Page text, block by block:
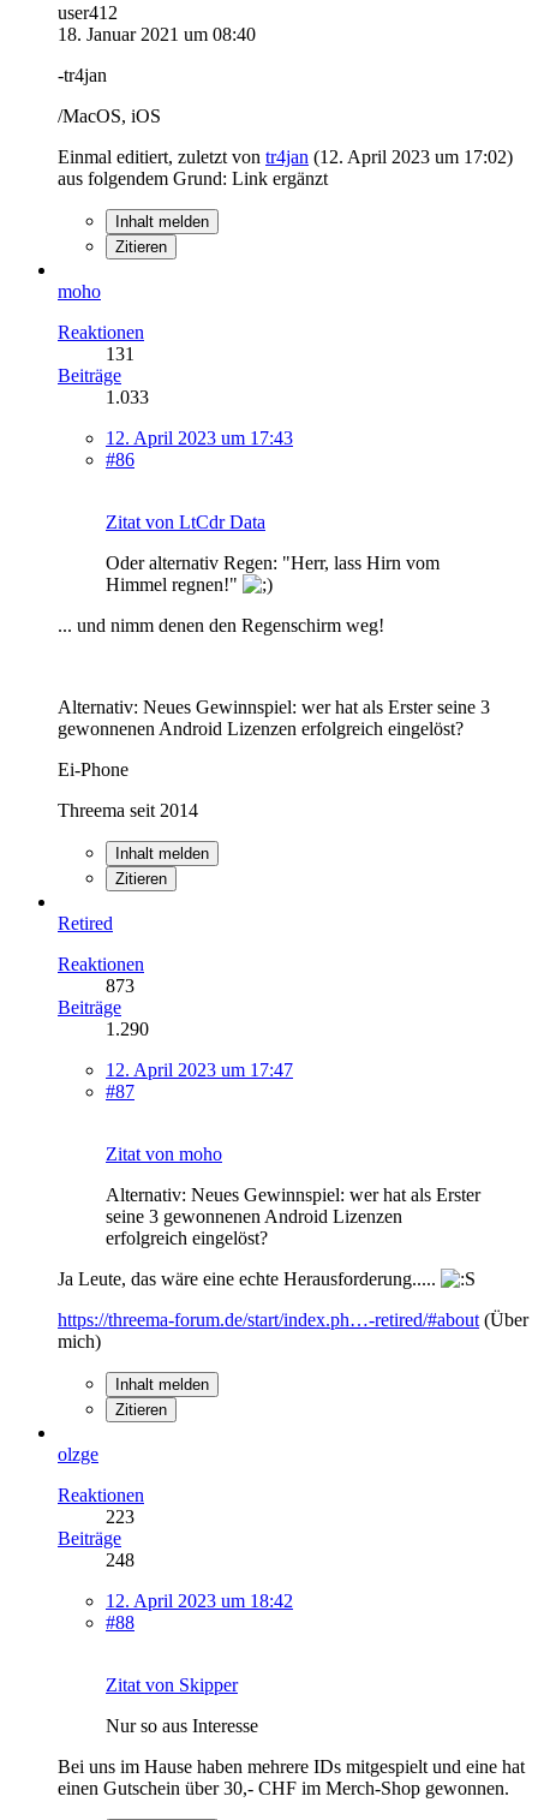
user412
18. Januar 2021 um 08:40
-tr4jan
/MacOS, iOS
Einmal editiert, zuletzt von tr4jan (12. April 2023 um 17:02)
aus folgendem Grund: Link ergänzt
Inhalt melden
Zitieren
moho
Reaktionen
131
Beiträge
1.033
12. April 2023 um 17:43
#86
Zitat von LtCdr Data
Oder alternativ Regen: "Herr, lass Hirn vom
Himmel regnen!"
... und nimm denen den Regenschirm weg!
Alternativ: Neues Gewinnspiel: wer hat als Erster seine 3
gewonnenen Android Lizenzen erfolgreich eingelöst?
Ei-Phone
Threema seit 2014
Inhalt melden
Zitieren
Retired
Reaktionen
873
Beiträge
1.290
12. April 2023 um 17:47
#87
Zitat von moho
Alternativ: Neues Gewinnspiel: wer hat als Erster
seine 3 gewonnenen Android Lizenzen
erfolgreich eingelöst?
Ja Leute, das wäre eine echte Herausforderung.....
https://threema-forum.de/start/index.ph…-retired/#about (Über
mich)
Inhalt melden
Zitieren
olzge
Reaktionen
223
Beiträge
248
12. April 2023 um 18:42
#88
Zitat von Skipper
Nur so aus Interesse
Bei uns im Hause haben mehrere IDs mitgespielt und eine hat
einen Gutschein über 30,- CHF im Merch-Shop gewonnen.